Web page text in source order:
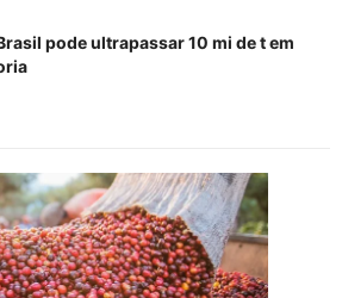
pode ultrapassar 10 mi de t em